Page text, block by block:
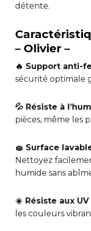
détente.
– Olivier –
🔥 Support anti-
sécurité optimale
💦 Résiste à
pièces, même les
🧽 Surface
Nettoyez
humide sans
☀️ Résiste aux UV
les couleurs